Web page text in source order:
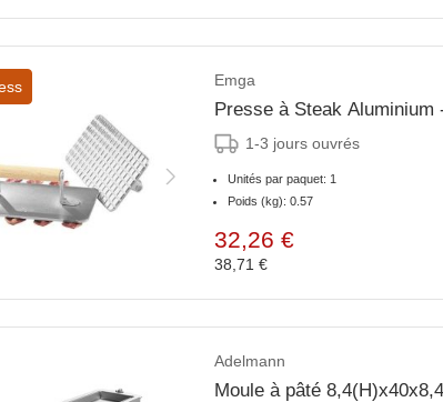
Emga
Presse à Steak Aluminium
1-3 jours ouvrés
Unités par paquet: 1
Poids (kg): 0.57
32,26 €
38,71 €
Adelmann
Moule à pâté